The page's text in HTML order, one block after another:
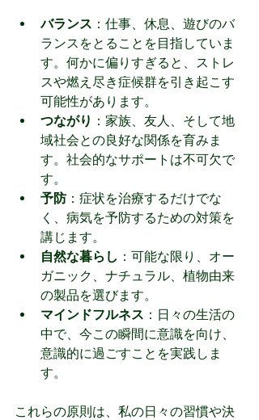
バランス ：仕事、休息、遊びのバ
ランスをとることを目指していま
す。何かに偏りすぎると、ストレ
スや燃え尽き症候群を引き起こす
可能性があります。
つながり ：家族、友人、そして地
域社会との良好な関係を育みま
す。社会的なサポートは不可欠で
す。
予防：症状を治療するだけでな
く、病気を予防するための対策を
講じます。
自然な暮らし ：可能な限り、オー
ガニック、ナチュラル、植物由来
の製品を選びます。
マインドフルネス ：日々の生活の
中で、今この瞬間に意識を向け、
意識的に過ごすことを実践しま
す。
これらの原則は、私の日々の習慣や決